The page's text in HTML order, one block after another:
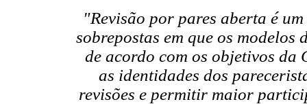
"Revisão por pares aberta é
sobrepostas em que os modelos
de acordo com os objetivos
as identidades dos
revisões e permitir maior